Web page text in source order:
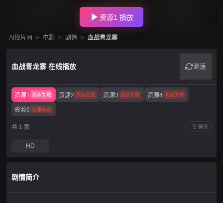
资源1 播放
AI找片网 > 电影 > 剧情 > 血战青龙寨
血战青龙寨 在线播放 测速
资源1 测速失败 资源2 测速失败 资源3 测速失败 资源4 测速失败
资源6 测速失败
共 1 集 排序
HD
剧情简介